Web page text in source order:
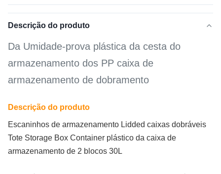
Descrição do produto
Da Umidade-prova plástica da cesta do
armazenamento dos PP caixa de
armazenamento de dobramento
Descrição do produto
Escaninhos de armazenamento Lidded caixas dobráveis
Tote Storage Box Container plástico da caixa de
armazenamento de 2 blocos 30L